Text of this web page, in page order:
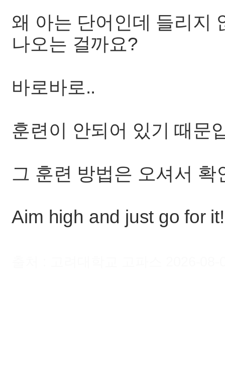
왜 아는 단어인데 들리지
나오는 걸까요?
바로바로..
훈련이 안되어 있기 때문
그 훈련 방법은 오셔서
Aim high and just go for